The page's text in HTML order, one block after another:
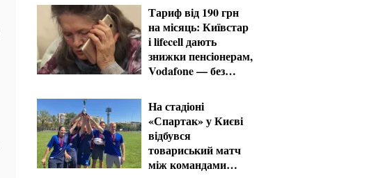
Тариф від 190 грн
на місяць: Київстар
і lifecell дають
знижки пенсіонерам,
Vodafone — без
На стадіоні
«Спартак» у Києві
відбувся
товариський матч
між командами